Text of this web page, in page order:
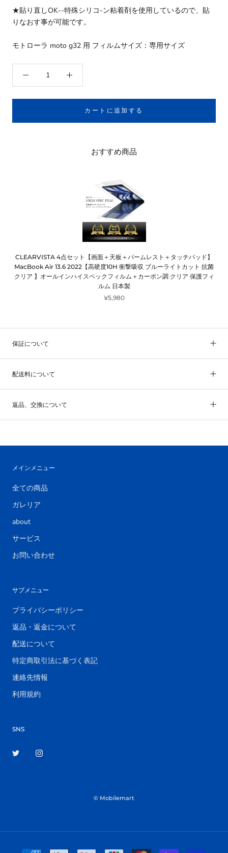
★貼り直しOK--特殊シリコ-ン粘着剤を使用しているので、貼
りなおす事が可能です。
モトローラ moto g32 用 フィルムサイズ：専用サイズ
カートに追加する
おすすめ商品
CLEARVISTA 4点セット【画面＋天板＋パームレスト＋タッチパッド】
MacBook Air 13.6 2022【高硬度10H 衝撃吸収 ブルーライトカット 抗菌
クリア 】オールインハイスペックフィルム＋カーボン調 クリア 保護フィ
ルム 日本製
¥5,980
保証について
配送料について
返品、交換について
メインメニュー
全ての商品
ガレリア
about
サービス
お問い合わせ
サブメニュー
プライバシーポリシー
返品・返金について
配送について
特定商取引法に基づく表記
連絡先情報
利用規約
SNS
© Mobilemart